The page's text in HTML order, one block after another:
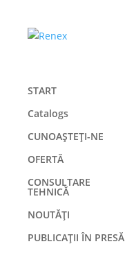
START
Catalogs
CUNOAȘTEȚI-NE
OFERTĂ
CONSULTARE
TEHNICĂ
NOUTĂȚI
PUBLICAȚII ÎN PRESĂ